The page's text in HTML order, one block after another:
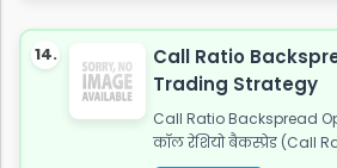
14.
Call Ratio
Trading Strategy
Call Ratio Backspread
कॉल रेशियो बैकस्प्रेड (Call